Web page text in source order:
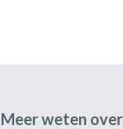
Meer weten